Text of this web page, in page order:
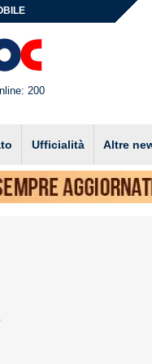
200
Ufficialità Altre